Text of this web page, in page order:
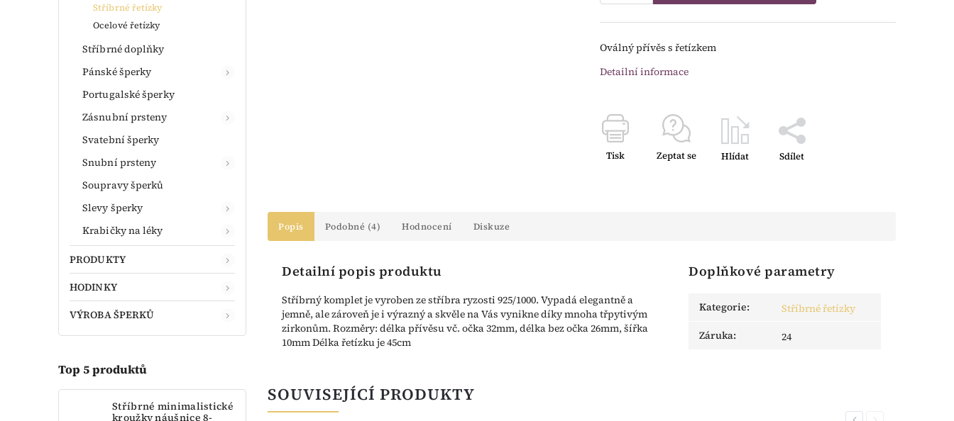
Stříbrné řetízky
Ocelové řetízky
Stříbrné doplňky
Pánské šperky
Portugalské šperky
Zásnubní prsteny
Svatební šperky
Snubní prsteny
Soupravy šperků
Slevy šperky
Krabičky na léky
PRODUKTY
HODINKY
VÝROBA ŠPERKŮ
Top 5 produktů
Stříbrné minimalistické
kroužky náušnice 8-
Oválný přívěs s řetízkem
Detailní informace
Tisk Zeptat se Hlídat Sdílet
Popis Podobné (4) Hodnocení Diskuze
Detailní popis produktu
Stříbrný komplet je vyroben ze stříbra ryzosti 925/1000. Vypadá elegantně a
jemně, ale zároveň je i výrazný a skvěle na Vás vynikne díky mnoha třpytivým
zirkonům. Rozměry: délka přívěsu vč. očka 32mm, délka bez očka 26mm, šířka
10mm Délka řetízku je 45cm
Doplňkové parametry
Kategorie:
Stříbrné řetízky
Záruka: 24
SOUVISEJÍCÍ PRODUKTY